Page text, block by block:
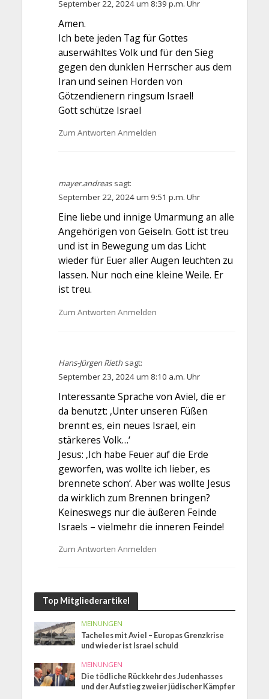
September 22, 2024 um 8:39 p.m. Uhr
Amen.
Ich bete jeden Tag für Gottes
auserwähltes Volk und für den Sieg
gegen den dunklen Herrscher aus dem
Iran und seinen Horden von
Götzendienern ringsum Israel!
Gott schütze Israel
Zum Antworten Anmelden
mayer.andreas sagt:
September 22, 2024 um 9:51 p.m. Uhr
Eine liebe und innige Umarmung an alle
Angehörigen von Geiseln. Gott ist treu
und ist in Bewegung um das Licht
wieder für Euer aller Augen leuchten zu
lassen. Nur noch eine kleine Weile. Er
ist treu.
Zum Antworten Anmelden
Hans-Jürgen Rieth sagt:
September 23, 2024 um 8:10 a.m. Uhr
Interessante Sprache von Aviel, die er
da benutzt: ‚Unter unseren Füßen
brennt es, ein neues Israel, ein
stärkeres Volk…‘
Jesus: ‚Ich habe Feuer auf die Erde
geworfen, was wollte ich lieber, es
brennete schon‘. Aber was wollte Jesus
da wirklich zum Brennen bringen?
Keineswegs nur die äußeren Feinde
Israels – vielmehr die inneren Feinde!
Zum Antworten Anmelden
Top Mitgliederartikel
MEINUNGEN
Tacheles mit Aviel – Europas Grenzkrise
und wieder ist Israel schuld
MEINUNGEN
Die tödliche Rückkehr des Judenhasses
und der Aufstieg zweier jüdischer Kämpfer